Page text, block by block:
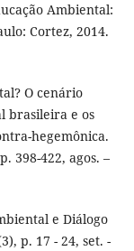
Ambiental:
Cortez, 2014.
O cenário
brasileira e os
hegemônica.
398-422, agos. –
e Diálogo
p. 17 - 24, set. -